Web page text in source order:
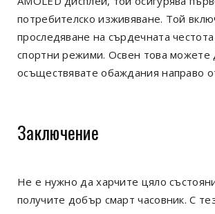
потребителско изживяване. Той
проследяване на сърдечната
спортни режими. Освен това можете
осъществявате обаждания направо
Заключение
Не е нужно да харчите цяло
получите добър смарт часовник. С